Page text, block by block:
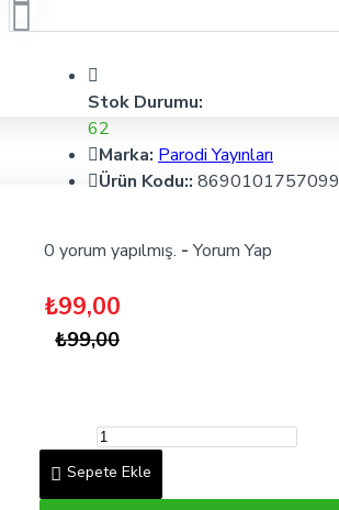
Stok Durumu:
62
Marka: Parodi Yayınları
Ürün Kodu:: 8690101757099
0 yorum yapılmış. - Yorum Yap
₺99,00
₺99,00
Sepete Ekle